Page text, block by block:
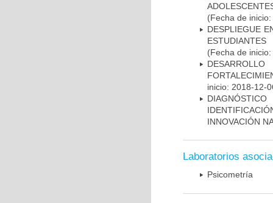
(Fecha de
DESPLIEGUE
(Fecha de
inicio: 2018-12-
INNOVACIÓN
Laboratorios
Psicometría